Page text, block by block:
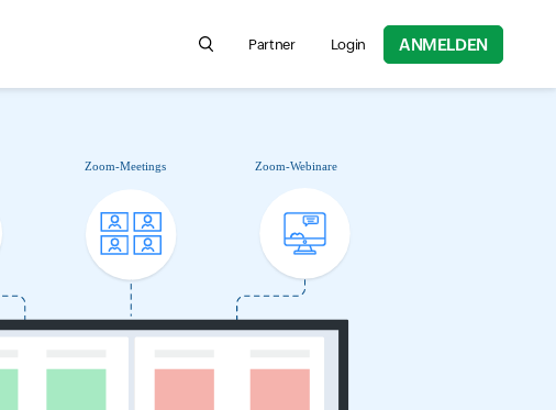
Search for product information, help articles,
Partner Login ANMELDEN